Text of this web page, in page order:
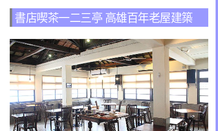
書店喫茶一二三亭 高雄百年老屋建築